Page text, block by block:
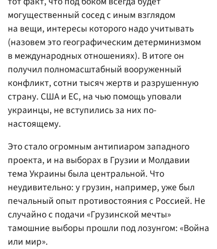
могущественный сосед с иным взглядом
на вещи, интересы которого надо учитывать
(назовем это географическим детерминизмом
в международных отношениях). В итоге он
получил полномасштабный вооруженный
конфликт, сотни тысяч жертв и разрушенную
страну. США и ЕС, на чью помощь уповали
украинцы, не вступились за них по-
настоящему.
Это стало огромным антипиаром западного
проекта, и на выборах в Грузии и Молдавии
тема Украины была центральной. Что
неудивительно: у грузин, например, уже был
печальный опыт противостояния с Россией. Не
случайно с подачи «Грузинской мечты»
тамошние выборы прошли под лозунгом: «Война
или мир».